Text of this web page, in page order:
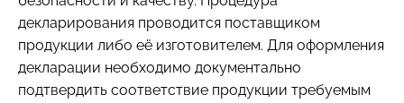
декларирования проводится поставщиком
продукции либо её изготовителем. Для оформления
декларации необходимо документально
подтвердить соответствие продукции требуемым